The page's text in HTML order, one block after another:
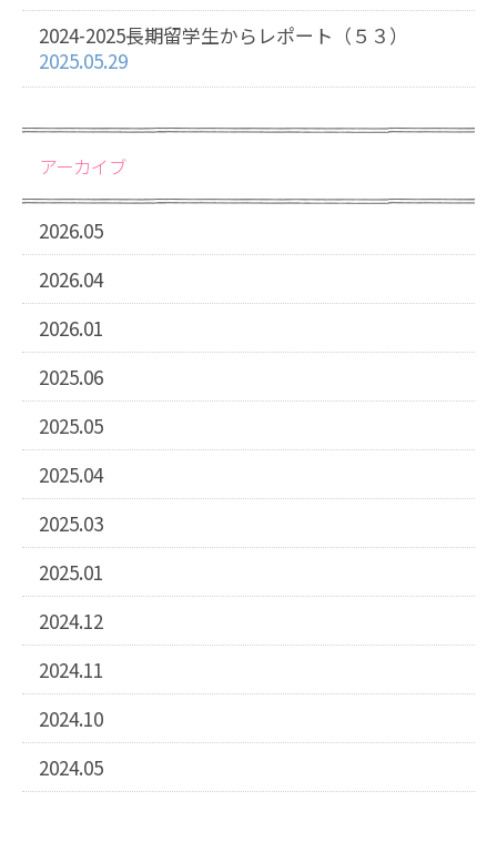
2024-2025長期留学生からレポート（５３）
2025.05.29
アーカイブ
2026.05
2026.04
2026.01
2025.06
2025.05
2025.04
2025.03
2025.01
2024.12
2024.11
2024.10
2024.05